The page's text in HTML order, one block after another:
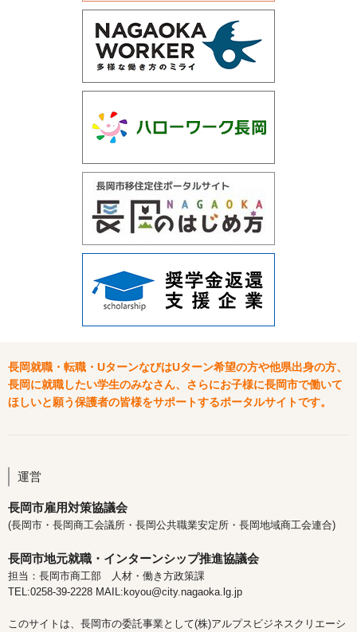
長岡就職・転職・UターンなびはUターン希望の方や他県出身の方、
長岡に就職したい学生のみなさん、さらにお子様に長岡市で働いて
ほしいと願う保護者の皆様をサポートするポータルサイトです。
運営
長岡市雇用対策協議会
(長岡市・長岡商工会議所・長岡公共職業安定所・長岡地域商工会連合)
長岡市地元就職・インターンシップ推進協議会
担当：長岡市商工部 人材・働き方政策課
TEL:0258-39-2228 MAIL:koyou@city.nagaoka.lg.jp
このサイトは、長岡市の委託事業として(株)アルプスビジネスクリエーシ